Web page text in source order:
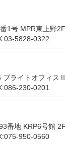
1号 MPR東上野2F
5828-0322
ブライトオフィス
230-0201
番地 KRP6号館 2F
950-0560